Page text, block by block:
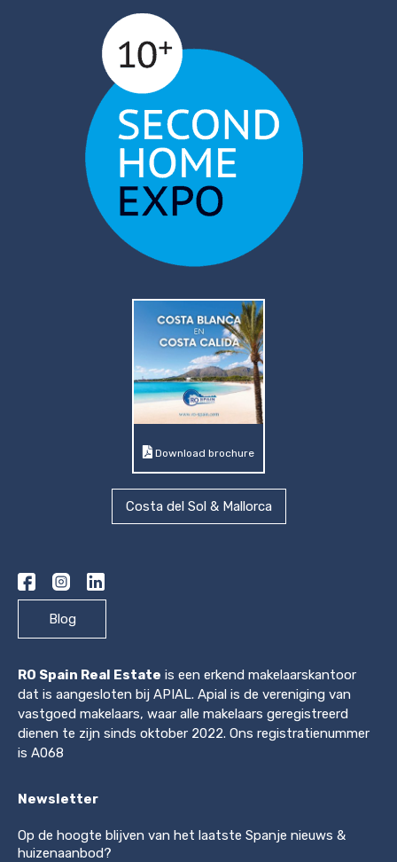
Download brochure
Costa del Sol & Mallorca
Blog
RO Spain Real Estate is een erkend makelaarskantoor
dat is aangesloten bij APIAL. Apial is de vereniging van
vastgoed makelaars, waar alle makelaars geregistreerd
dienen te zijn sinds oktober 2022. Ons registratienummer
is A068
Newsletter
Op de hoogte blijven van het laatste Spanje nieuws &
huizenaanbod?